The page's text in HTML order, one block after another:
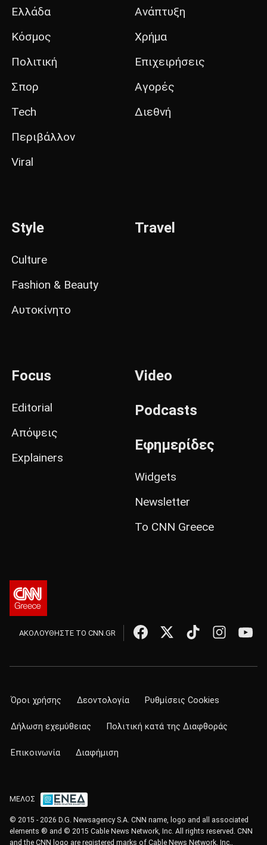
Ελλάδα
Κόσμος
Πολιτική
Σπορ
Tech
Περιβάλλον
Viral
Ανάπτυξη
Χρήμα
Επιχειρήσεις
Αγορές
Διεθνή
Style
Culture
Fashion & Beauty
Αυτοκίνητο
Travel
Focus
Editorial
Απόψεις
Explainers
Video
Podcasts
Εφημερίδες
Widgets
Newsletter
Το CNN Greece
ΑΚΟΛΟΥΘΗΣΤΕ ΤΟ CNN.GR
Όροι χρήσης Δεοντολογία Ρυθμίσεις Cookies
Δήλωση εχεμύθειας Πολιτική κατά της Διαφθοράς
Επικοινωνία Διαφήμιση
ΜΕΛΟΣ
© 2015 - 2026 D.G. Newsagency S.A. CNN name, logo and all associated
elements ® and © 2015 Cable News Network, Inc. All rights reserved. CNN
and the CNN logo are registered marks of Cable News Network, Inc.,